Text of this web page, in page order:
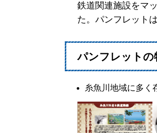
鉄道関連施設をマ
た。パンフレット
パンフレットの
糸魚川地域に多く